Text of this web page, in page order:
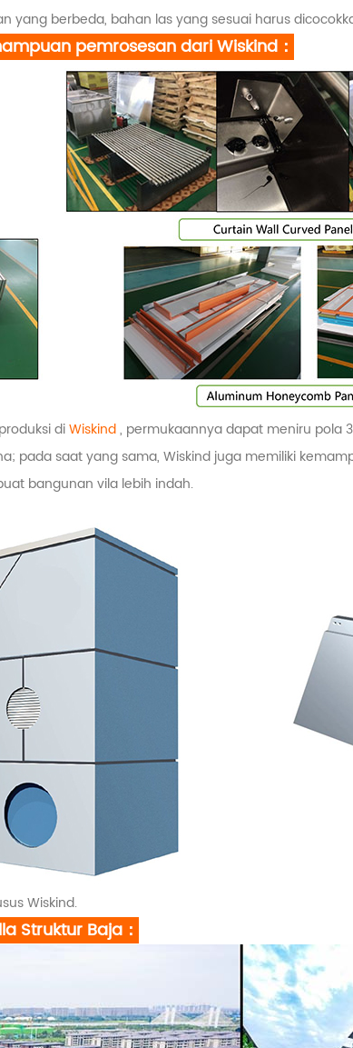
yang berbeda, bahan las yang sesuai harus
pemrosesan dari Wiskind：
diWiskind, permukaannya dapat meniru pola
pada saat yang sama, Wiskind juga memiliki
bangunan vila lebih indah.
Wiskind.
Struktur Baja：